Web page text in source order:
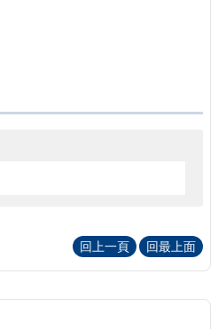
回上一頁
回最上面